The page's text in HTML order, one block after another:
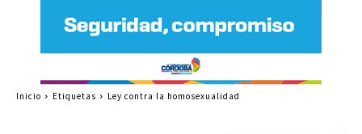
Inicio Etiquetas Ley contra la homosexualidad